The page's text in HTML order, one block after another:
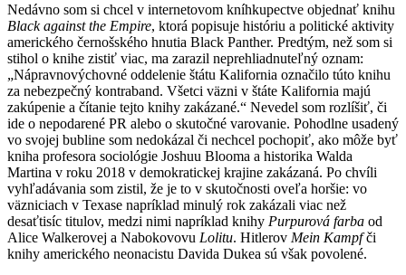
Nedávno som si chcel v internetovom kníhkupectve objednať knihu
Black against the Empire, ktorá popisuje históriu a politické aktivity
amerického černošského hnutia Black Panther. Predtým, než som si
stihol o knihe zistiť viac, ma zarazil neprehliadnuteľný oznam:
„Nápravnovýchovné oddelenie štátu Kalifornia označilo túto knihu
za nebezpečný kontraband. Všetci väzni v štáte Kalifornia majú
zakúpenie a čítanie tejto knihy zakázané.“ Nevedel som rozlíšiť, či
ide o nepodarené PR alebo o skutočné varovanie. Pohodlne usadený
vo svojej bubline som nedokázal či nechcel pochopiť, ako môže byť
kniha profesora sociológie Joshuu Blooma a historika Walda
Martina v roku 2018 v demokratickej krajine zakázaná. Po chvíli
vyhľadávania som zistil, že je to v skutočnosti oveľa horšie: vo
väzniciach v Texase napríklad minulý rok zakázali viac než
desaťtisíc titulov, medzi nimi napríklad knihy Purpurová farba od
Alice Walkerovej a Nabokovovu Lolitu. Hitlerov Mein Kampfči
knihy amerického neonacistu Davida Dukea sú však povolené.